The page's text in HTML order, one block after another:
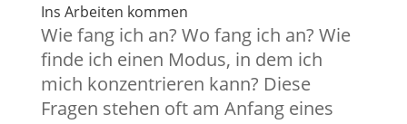
Ins Arbeiten kommen
Wie fang ich an? Wo fang ich an? Wie
finde ich einen Modus, in dem ich
mich konzentrieren kann? Diese
Fragen stehen oft am Anfang eines